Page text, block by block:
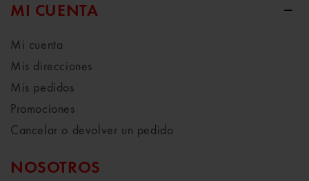
MI CUENTA
Mi cuenta
Mis direcciones
Mis pedidos
Promociones
Cancelar o devolver un pedido
NOSOTROS